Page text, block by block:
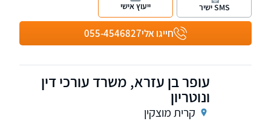
ומלווה לקוחות עד לקבלת הפיצוי המקסימלי בגין
הנזקים שנגרמו להם.חייגו אלי055-4546827
SMS ישיר ייעוץ אישי
עופר בן עזרא, משרד עורכי דין
ונוטריון
קרית מוצקין